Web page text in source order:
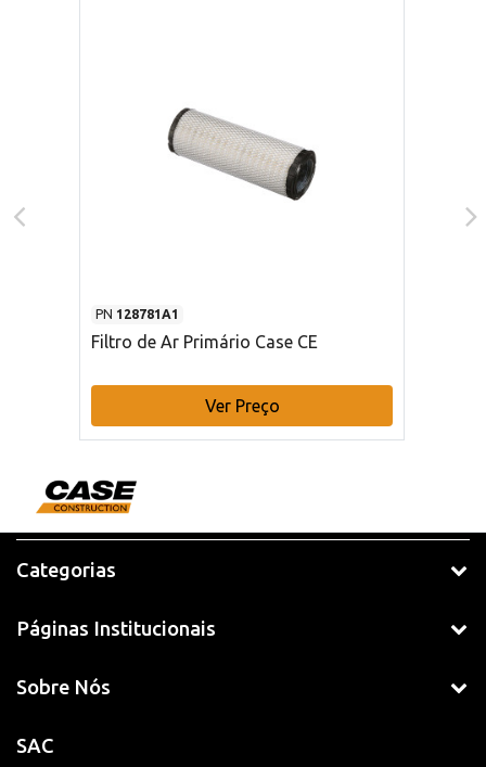
PN 128781A1
Filtro de Ar Primário Case CE
Ver Preço
Categorias
Páginas Institucionais
Sobre Nós
SAC